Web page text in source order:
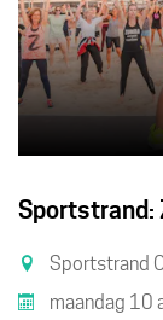
Sportstrand:
Sportstrand
maandag 10